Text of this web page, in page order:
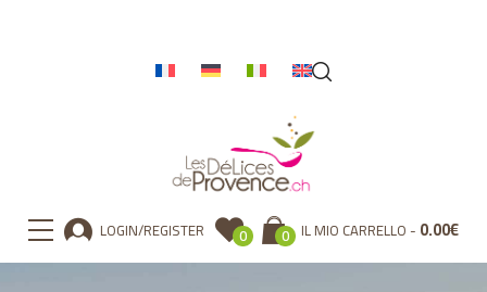
LOGIN/REGISTER 0 0 IL MIO CARRELLO 0.00€